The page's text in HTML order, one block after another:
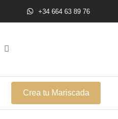
+34 664 63 89 76
Crea tu Mariscada